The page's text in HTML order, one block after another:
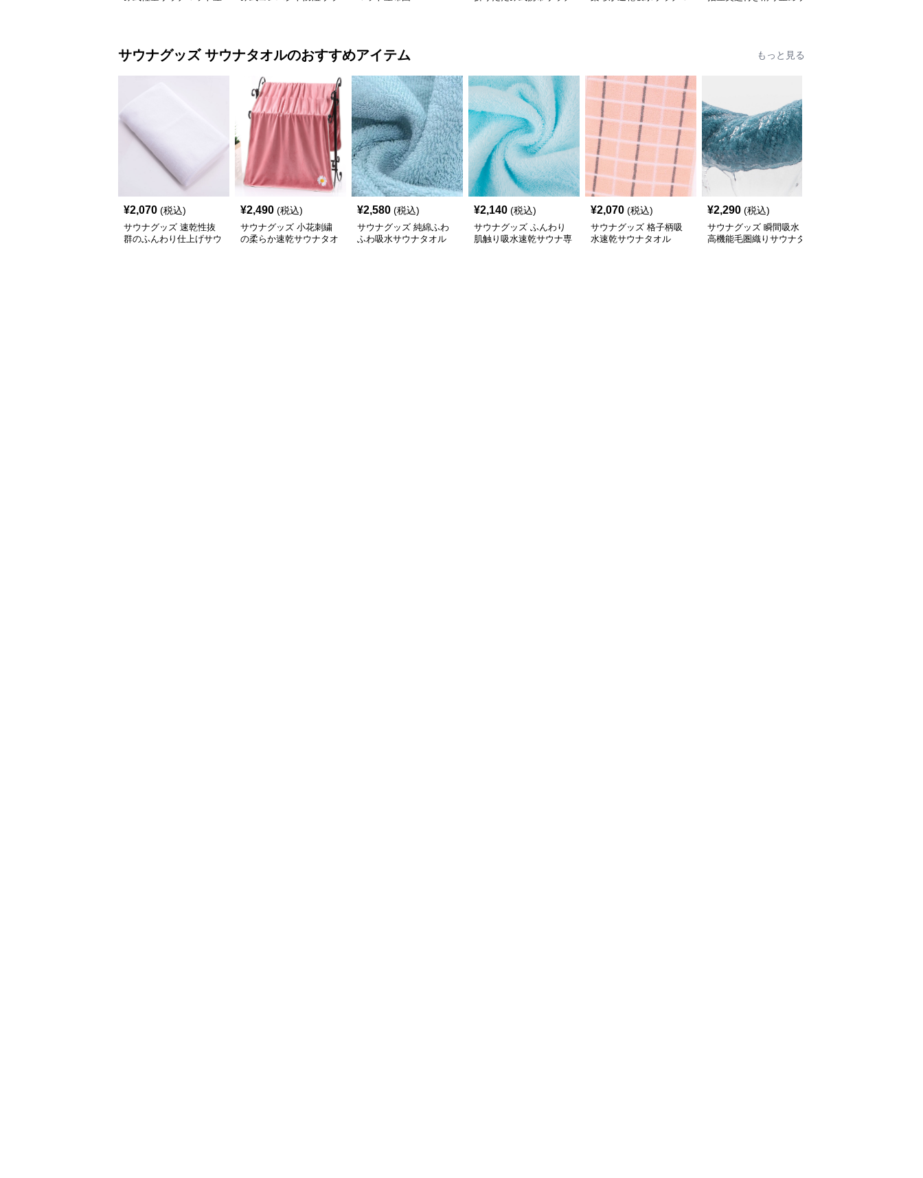
サウナグッズ サウナタオルのおすすめアイテム もっと見る
¥2,070 (税込)
サウナグッズ 速乾性抜
群のふんわり仕上げサウ
¥2,490 (税込)
サウナグッズ 小花刺繍
の柔らか速乾サウナタオ
¥2,580 (税込)
サウナグッズ 純綿ふわ
ふわ吸水サウナタオル
¥2,140 (税込)
サウナグッズ ふんわり
肌触り吸水速乾サウナ専
¥2,070 (税込)
サウナグッズ 格子柄吸
水速乾サウナタオル
¥2,290 (税込)
サウナグッズ 瞬間吸水
高機能毛圏織りサウナタ